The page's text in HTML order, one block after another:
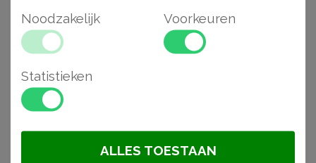
- Toepasbaar in vochtige ruimtes
- Hoge dichtheid vanwege Duropolymer®
- Voorgeschilderd en extreem stootvast
Gerelateerde
artikelen
Noodzakelijk Voorkeuren
Statistieken
ALLES TOESTAAN